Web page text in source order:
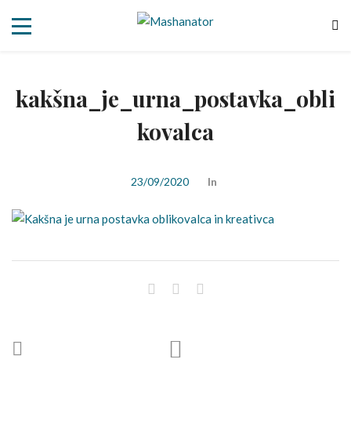
kakšna_je_urna_postavka_obli
kovalca
23/09/2020 In